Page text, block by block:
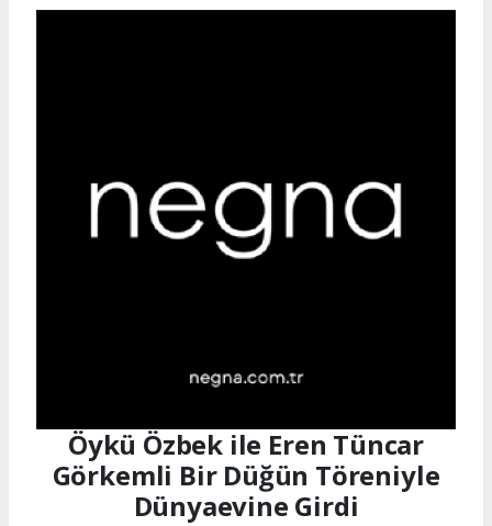
Öykü Özbek ile Eren Tüncar
Görkemli Bir Düğün Töreniyle
Dünyaevine Girdi